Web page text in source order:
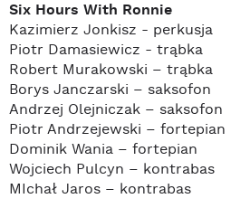
Six Hours With Ronnie
Kazimierz Jonkisz - perkusja
Piotr Damasiewicz - trąbka
Robert Murakowski – trąbka
Borys Janczarski – saksofon
Andrzej Olejniczak – saksofon
Piotr Andrzejewski – fortepian
Dominik Wania – fortepian
Wojciech Pulcyn – kontrabas
MIchał Jaros – kontrabas